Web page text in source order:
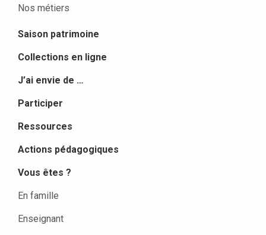
Nos métiers
Saison patrimoine
Collections en ligne
J’ai envie de …
Participer
Ressources
Actions pédagogiques
Vous êtes ?
En famille
Enseignant